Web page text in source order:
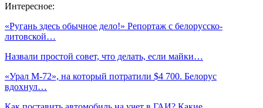
Интересное:
«Ругань здесь обычное дело!» Репортаж с белорусско-
литовской…
Назвали простой совет, что делать, если майки…
«Урал М-72», на который потратили $4 700. Белорус
вдохнул…